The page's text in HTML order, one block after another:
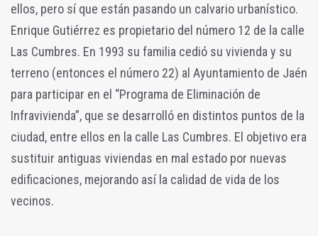
ellos, pero sí que están pasando un calvario urbanístico.
Enrique Gutiérrez es propietario del número 12 de la calle
Las Cumbres. En 1993 su familia cedió su vivienda y su
terreno (entonces el número 22) al Ayuntamiento de Jaén
para participar en el “Programa de Eliminación de
Infravivienda”, que se desarrolló en distintos puntos de la
ciudad, entre ellos en la calle Las Cumbres. El objetivo era
sustituir antiguas viviendas en mal estado por nuevas
edificaciones, mejorando así la calidad de vida de los
vecinos.